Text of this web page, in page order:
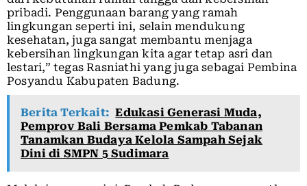
pribadi. Penggunaan barang yang ramah
lingkungan seperti ini, selain mendukung
kesehatan, juga sangat membantu menjaga
kebersihan lingkungan kita agar tetap asri dan
lestari,” tegas Rasniathi yang juga sebagai Pembina
Posyandu Kabupaten Badung.
Berita Terkait: Edukasi Generasi Muda,
Pemprov Bali Bersama Pemkab Tabanan
Tanamkan Budaya Kelola Sampah Sejak
Dini di SMPN 5 Sudimara